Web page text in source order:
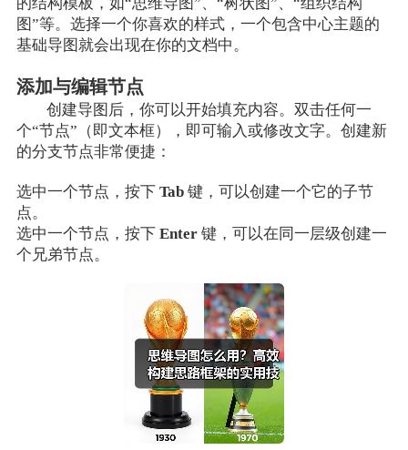
图”等。选择一个你喜欢的样式，一个包含中心主题的
基础导图就会出现在你的文档中。
添加与编辑节点
创建导图后，你可以开始填充内容。双击任何一
个“节点”（即文本框），即可输入或修改文字。创建新
的分支节点非常便捷：
选中一个节点，按下 Tab键，可以创建一个它的子节
点。
选中一个节点，按下 Enter键，可以在同一层级创建一
个兄弟节点。